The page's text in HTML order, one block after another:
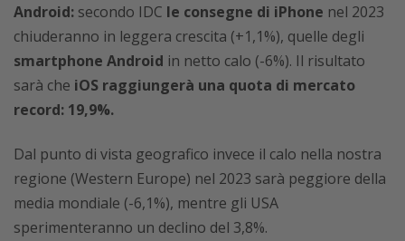
Android: secondo IDC le consegne di iPhone nel 2023
chiuderanno in leggera crescita (+1,1%), quelle degli
smartphone Android in netto calo (-6%). Il risultato
sarà che iOS raggiungerà una quota di mercato
record: 19,9%.
Dal punto di vista geografico invece il calo nella nostra
regione (Western Europe) nel 2023 sarà peggiore della
media mondiale (-6,1%), mentre gli USA
sperimenteranno un declino del 3,8%.